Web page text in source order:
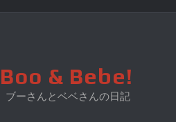
& Bebe!
ブーさんとベベさんの日記